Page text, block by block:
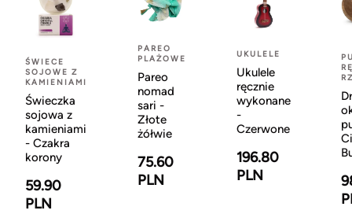
ŚWIECE
SOJOWE Z
KAMIENIAMI
Świeczka
sojowa z
kamieniami
- Czakra
korony
59.90
PLN
PAREO
PLAŻOWE
Pareo
nomad
sari -
Złote
żółwie
75.60
PLN
UKULELE
Ukulele
ręcznie
wykonane
-
Czerwone
196.80
PLN